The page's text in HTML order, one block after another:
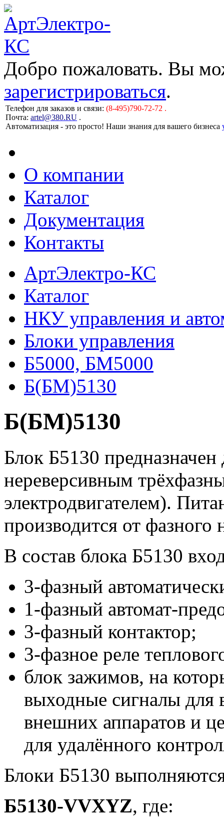
Добро пожаловать. Вы
зарегистрироваться.
Телефон для заказов и связи: (8-495)790-72-72 .
Почта: artel@380.RU .
Автоматизация - это просто! Наши знания для вашего бизнеса
О компании
Каталог
Документация
Контакты
АртЭлектро-КС
Каталог
НКУ управления и
Блоки управления
Б5000, БМ5000
Б(БМ)5130
Б(БМ)5130
Блок Б5130
нереверсивным
электродвигателем).
производится от
В состав блока Б5130
3-фазный
1-фазный автомат-
3-фазный контактор;
3-фазное реле
блок зажимов, на
выходные сигналы для
внешних аппаратов и
для удалённого
Блоки Б5130
Б5130-VVXYZ, где: